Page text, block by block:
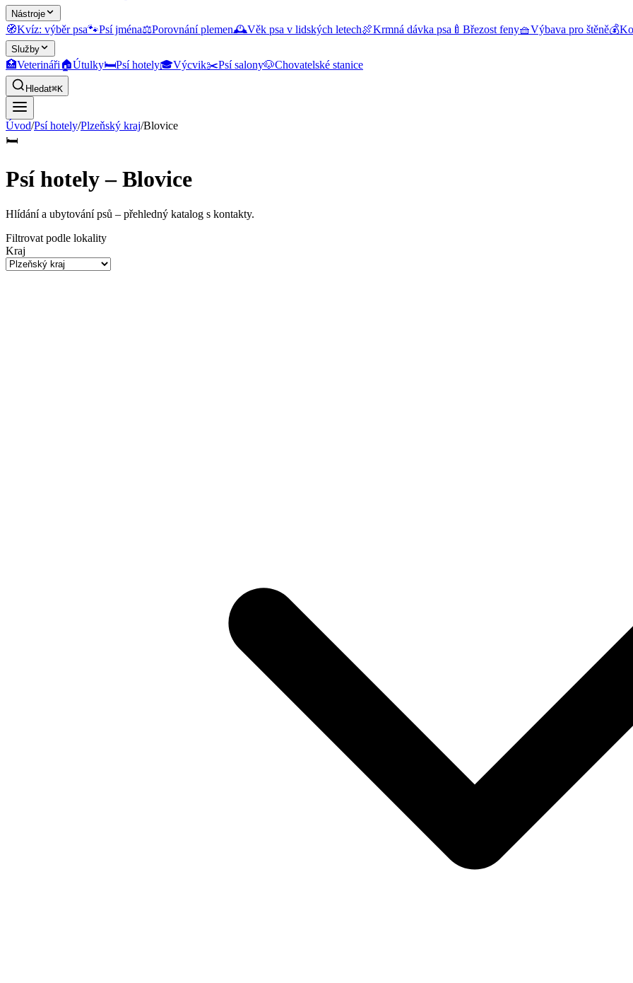
Nástroje
🧭Kvíz: výběr psa🐾Psí jména⚖️Porovnání plemen🕰️Věk psa v lidských letech🍖Krmná dávka psa 🍼 Březost feny🧺Výbava pro štěně💰
Služby
🏥Veterináři🏠Útulky🛏️Psí hotely🎓Výcvik✂️Psí salony🐶Chovatelské stanice
Hledat⌘K
Úvod/Psí hotely/Plzeňský kraj/Blovice
🛏️
Psí hotely – Blovice
Hlídání a ubytování psů – přehledný katalog s kontakty.
Filtrovat podle lokality
Kraj